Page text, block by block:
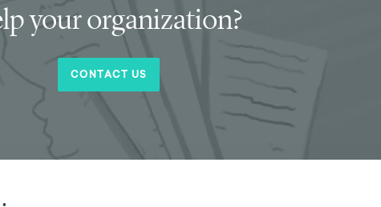
your organization?
CONTACT US